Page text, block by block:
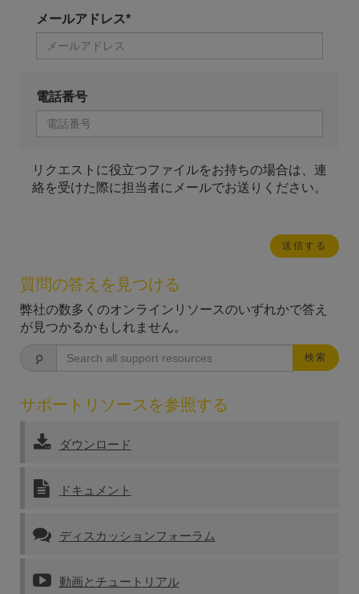
メールアドレス*
電話番号
リクエストに役立つファイルをお持ちの場合は、連
絡を受けた際に担当者にメールでお送りください。
質問の答えを見つける
弊社の数多くのオンラインリソースのいずれかで答え
が見つかるかもしれません。
検索
サポートリソースを参照する
ダウンロード
ドキュメント
ディスカッションフォーラム
動画とチュートリアル